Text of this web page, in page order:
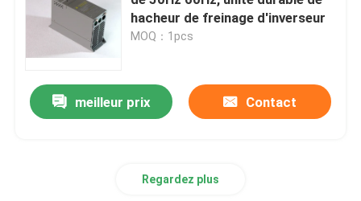
commande variable de fréquence de vfd
Démarreur mou de moteur
hacheur de freinage d'inverseur
MOQ：1pcs
meilleur prix Contact
Regardez plus